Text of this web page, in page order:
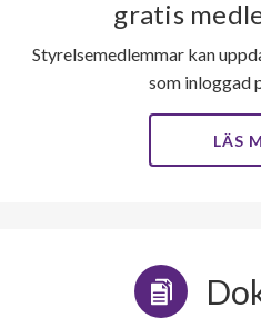
gratis
Styrelsemedlemmar kan
som inloggad
LÄS